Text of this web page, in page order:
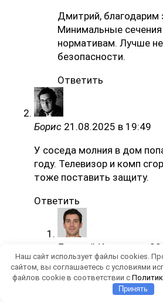
Дмитрий, благодарим
Минимальные
нормативам. Лучше
безопасности.
Ответить
Борис 21.08.2025 в 19:49
У соседа молния в дом
году. Телевизор и комп
тоже поставить защиту.
Ответить
Евгений Коновалов
Борис, благодарим за
Действительно,
дешевле ремонта.
Наш сайт использует файлы cookies.
сайтом, вы соглашаетесь с условиями
файлов cookie в соответствии с
Принять